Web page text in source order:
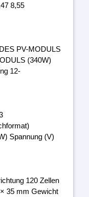
8,55
PV-MODULS
(340W)
12-
Spannung (V)
120 Zellen
35 mm Gewicht